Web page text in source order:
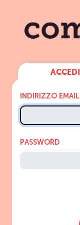
ACCEDI
INDIRIZZO EMAIL
PASSWORD